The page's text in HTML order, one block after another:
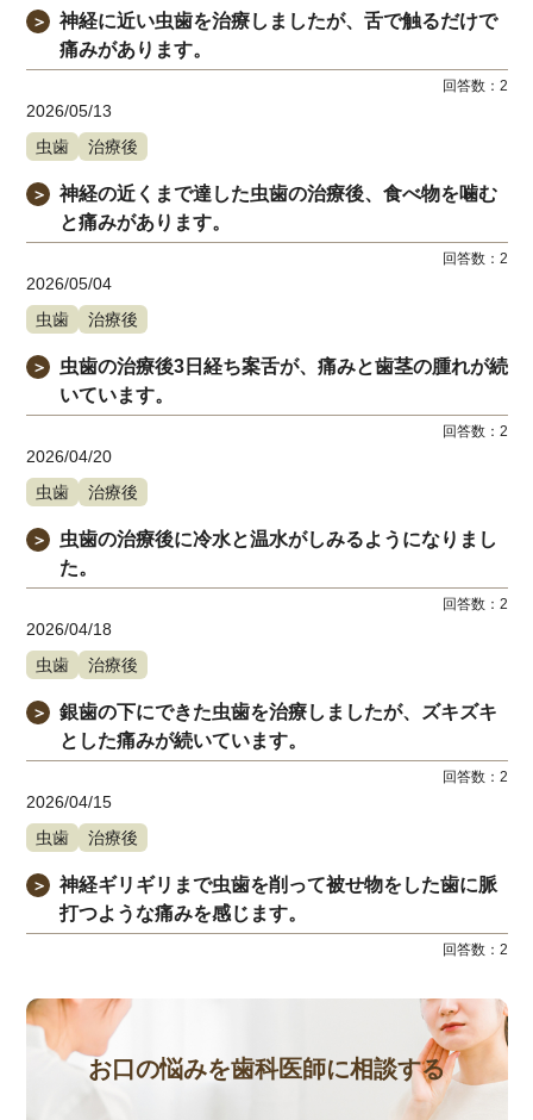
＞
神経に近い虫歯を治療しましたが、舌で触るだけで
痛みがあります。
回答数： 2
2026/05/13
虫歯
治療後
＞
神経の近くまで達した虫歯の治療後、食べ物を噛む
と痛みがあります。
回答数： 2
2026/05/04
虫歯
治療後
＞
虫歯の治療後3日経ち案舌が、痛みと歯茎の腫れが続
いています。
回答数： 2
2026/04/20
虫歯
治療後
＞
虫歯の治療後に冷水と温水がしみるようになりまし
た。
回答数： 2
2026/04/18
虫歯
治療後
＞
銀歯の下にできた虫歯を治療しましたが、ズキズキ
とした痛みが続いています。
回答数： 2
2026/04/15
虫歯
治療後
＞
神経ギリギリまで虫歯を削って被せ物をした歯に脈
打つような痛みを感じます。
回答数： 2
お口の悩みを歯科医師に相談する